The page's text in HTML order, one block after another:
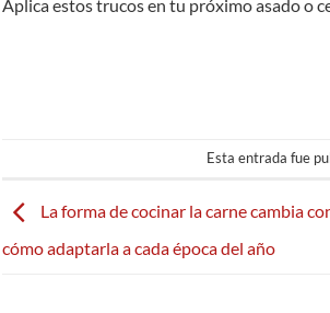
Aplica estos trucos en tu próximo asado o
Esta entrada fue
La forma de cocinar la carne cambia
cómo adaptarla a cada época del año